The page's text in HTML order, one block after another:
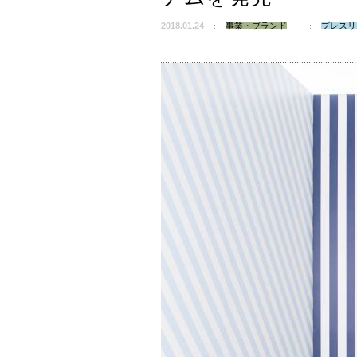
2018.01.24 事業・ブランド プレス